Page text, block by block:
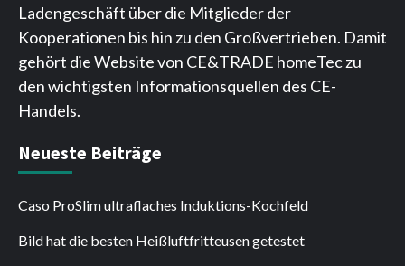
Ladengeschäft über die Mitglieder der
Kooperationen bis hin zu den Großvertrieben. Damit
gehört die Website von CE&TRADE homeTec zu
den wichtigsten Informationsquellen des CE-
Handels.
Neueste Beiträge
Caso ProSlim ultraflaches Induktions-Kochfeld
Bild hat die besten Heißluftfritteusen getestet